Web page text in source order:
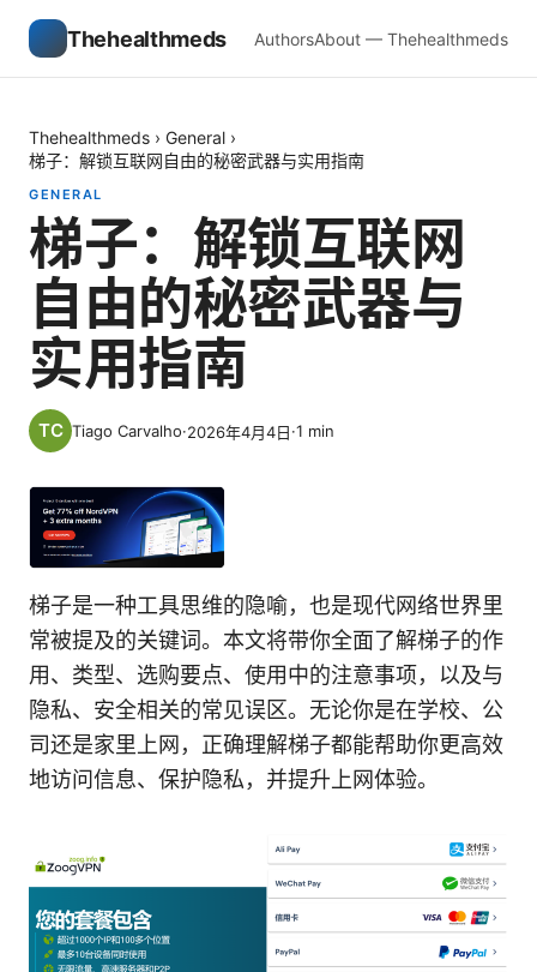
Thehealthmeds AuthorsAbout — Thehealthmeds
Thehealthmeds › General ›
梯子：解锁互联网自由的秘密武器与实用指南
GENERAL
梯子：解锁互联网
自由的秘密武器与
实用指南
Tiago Carvalho·2026年4月4日·1 min
梯子是一种工具思维的隐喻，也是现代网络世界里
常被提及的关键词。本文将带你全面了解梯子的作
用、类型、选购要点、使用中的注意事项，以及与
隐私、安全相关的常见误区。无论你是在学校、公
司还是家里上网，正确理解梯子都能帮助你更高效
地访问信息、保护隐私，并提升上网体验。